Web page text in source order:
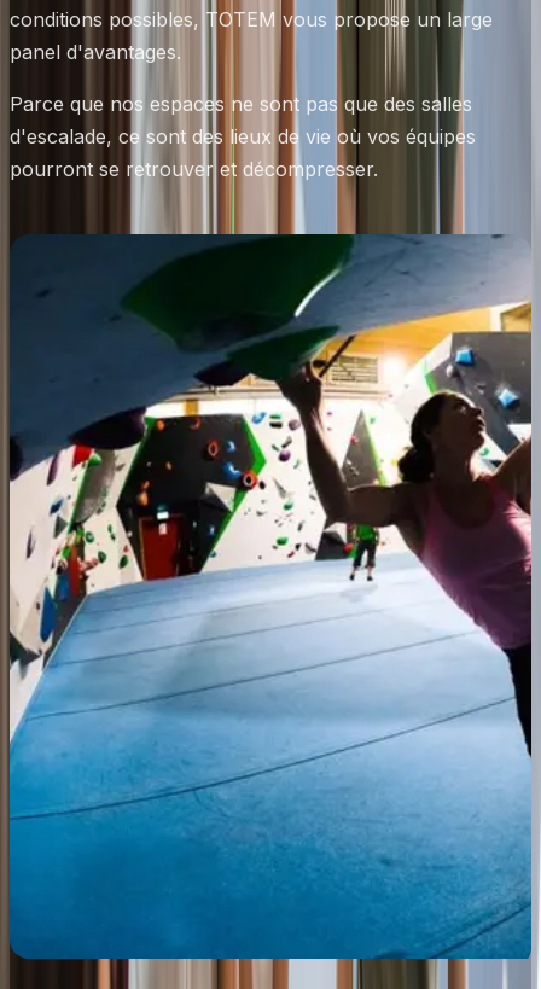
conditions possibles, TOTEM vous propose un large
panel d'avantages.
Parce que nos espaces ne sont pas que des salles
d'escalade, ce sont des lieux de vie où vos équipes
pourront se retrouver et décompresser.